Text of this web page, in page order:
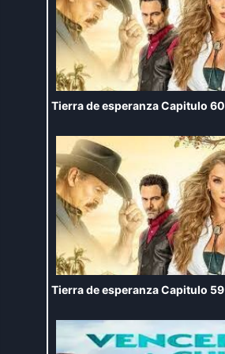
Tierra de esperanza Capitulo 60
Tierra de esperanza Capitulo 59